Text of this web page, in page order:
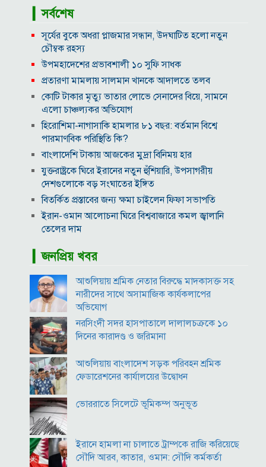
▎সর্বশেষ
সূর্যের বুকে অধরা প্লাজমার সন্ধান, উদ্ঘাটিত হলো নতুন
চৌম্বক রহস্য
উপমহাদেশের প্রভাবশালী ১০ সুফি সাধক
প্রতারণা মামলায় সালমান খানকে আদালতে তলব
কোটি টাকার মৃত্যু ভাতার লোভে সেনাদের বিয়ে, সামনে
এলো চাঞ্চল্যকর অভিযোগ
হিরোশিমা-নাগাসাকি হামলার ৮১ বছর: বর্তমান বিশ্বে
পারমাণবিক পরিস্থিতি কি?
বাংলাদেশি টাকায় আজকের মুদ্রা বিনিময় হার
যুক্তরাষ্ট্রকে ঘিরে ইরানের নতুন হুঁশিয়ারি, উপসাগরীয়
দেশগুলোকে বড় সংঘাতের ইঙ্গিত
বিতর্কিত প্রস্তাবের জন্য ক্ষমা চাইলেন ফিফা সভাপতি
ইরান-ওমান আলোচনা ঘিরে বিশ্ববাজারে কমল জ্বালানি
তেলের দাম
দিল্লির অনুষ্ঠানে দণ্ডিত হাসিনাকে বক্তব্যের অনুমতি দেওয়ায়
বাংলাদেশের ক্ষুব্ধ প্রতিক্রিয়া
বরিশাল বিশ্ববিদ্যালয়ে ছাত্রদল-শিবির সংঘর্ষ, আহত অন্তত ১০
‘তাকে ছাড়া গজনি সফল হতো না’, প্রদীপ রাওয়াতকে আমির
খানের শ্রদ্ধাঞ্জলি
হাম উপসর্গে আরও ৫ শিশুর মৃত্যু, নতুন আক্রান্ত ১০৮৩
জুলাই আহত যোদ্ধা মিতুর খোঁজ নিলেন প্রধানমন্ত্রী
▎জনপ্রিয় খবর
আশুলিয়ায় শ্রমিক নেতার বিরুদ্ধে মাদকাসক্ত সহ
নারীদের সাথে অসামাজিক কার্যকলাপের
অভিযোগ
নরসিংদী সদর হাসপাতালে দালালচক্রকে ১০
দিনের কারাদণ্ড ও জরিমানা
আশুলিয়ায় বাংলাদেশ সড়ক পরিবহন শ্রমিক
ফেডারেশনের কার্যালয়ের উদ্বোধন
ভোররাতে সিলেটে ভূমিকম্প অনুভূত
ইরানে হামলা না চালাতে ট্রাম্পকে রাজি করিয়েছে
সৌদি আরব, কাতার, ওমান: সৌদি কর্মকর্তা